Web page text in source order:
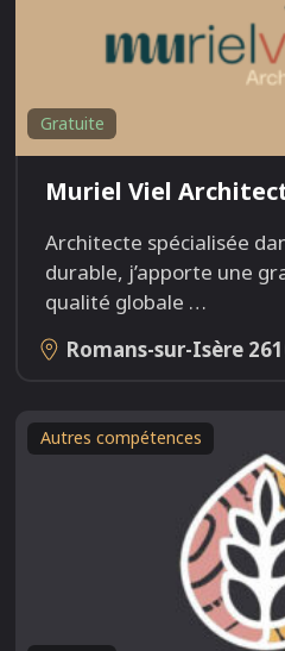
Gratuite
Muriel Viel
Architecte spécialisée
durable, j’apporte une
qualité globale …
Romans-sur-Isère
Autres compétences